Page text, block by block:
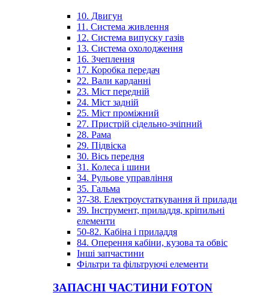
10. Двигун
11. Система живлення
12. Система випуску газів
13. Система охолодження
16. Зчеплення
17. Коробка передач
22. Вали карданні
23. Міст передній
24. Міст задній
25. Міст проміжний
27. Пристрій сідельно-зчіпний
28. Рама
29. Підвіска
30. Вісь передня
31. Колеса і шини
34. Рульове управління
35. Гальма
37-38. Електроустаткування й прилади
39. Інструмент, приладдя, кріпильні
елементи
50-82. Кабіна і приладдя
84. Оперення кабіни, кузова та обвіс
Інші запчастини
Фільтри та фільтруючі елементи
ЗАПАСНІ ЧАСТИНИ FOTON